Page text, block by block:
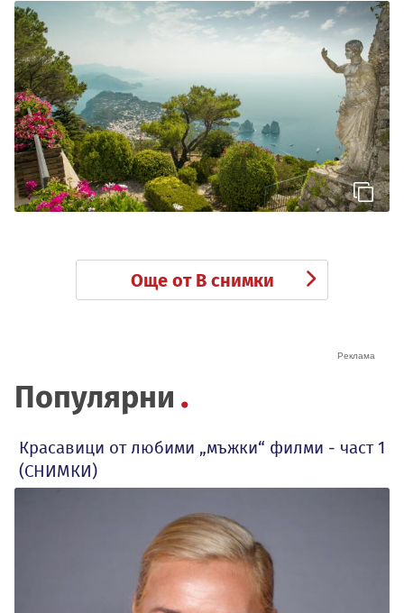
Още от В снимки
Популярни
Красавици от любими „мъжки“ филми - част 1
(СНИМКИ)